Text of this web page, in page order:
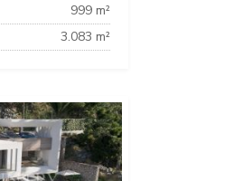
999 m²
3.083 m²